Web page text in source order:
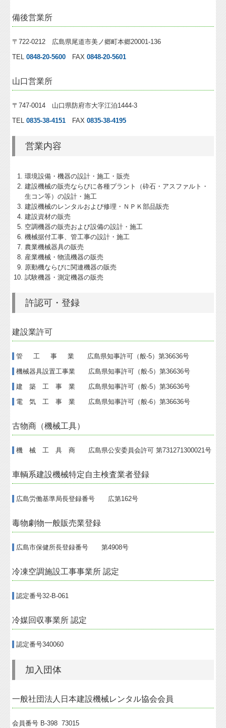
備後営業所
〒722-0212 広島県尾道市美ノ郷町本郷20001-136
TEL0848-20-5600 FAX 0848-20-5601
山口営業所
〒747-0014 山口県防府市大字江泊1444-3
TEL0835-38-4151 FAX 0835-38-4195
営業内容
環境設備・機器の設計・施工・販売
建設機械の販売ならびに各種プラント（砕石・アスファルト・
生コン等）の設計・施工
建設機械のレンタルおよび修理・ＮＰＫ部品販売
建設資材の販売
空調機器の販売および設備の設計・施工
機械据付工事、管工事の設計・施工
農業機械器具の販売
産業機械・物流機器の販売
原動機ならびに関連機器の販売
試験機器・測定機器の販売
許認可・登録
建設業許可
管 工 事 業 広島県知事許可（般-5）第36636号
機械器具設置工事業 広島県知事許可（般-5）第36636号
建 築 工 事 業 広島県知事許可（般-5）第36636号
電 気 工 事 業 広島県知事許可（般-6）第36636号
古物商（機械工具）
機 械 工 具 商 広島県公安委員会許可 第731271300021号
車輌系建設機械特定自主検査業者登録
広島労働基準局長登録番号 広第162号
毒物劇物一般販売業登録
広島市保健所長登録番号 第4908号
冷凍空調施設工事事業所 認定
認定番号32-B-061
冷媒回収事業所 認定
認定番号340060
加入団体
一般社団法人日本建設機械レンタル協会会員
会員番号 B-398 73015